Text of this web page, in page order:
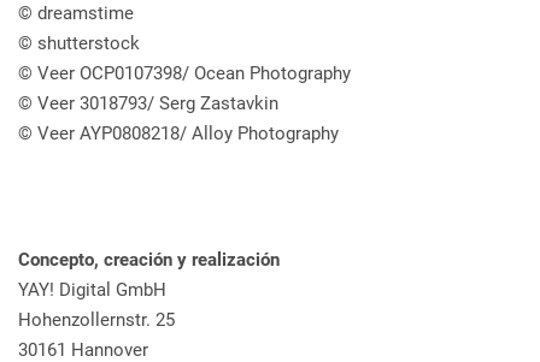
© dreamstime
© shutterstock
© Veer OCP0107398/ Ocean Photography
© Veer 3018793/ Serg Zastavkin
© Veer AYP0808218/ Alloy Photography
Concepto, creación y realización
YAY! Digital GmbH
Hohenzollernstr. 25
30161 Hannover